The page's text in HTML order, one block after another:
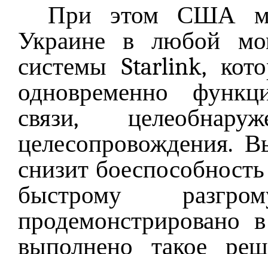
При этом США
Украине в любой
системы Starlink,
одновременно
связи,
целесопровождения.
снизит
быстрому
продемонстрировано
выполнено такое